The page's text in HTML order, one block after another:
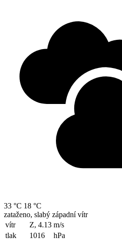
33 °C 18 °C
zataženo, slabý západní vítr
vítr
Z, 4.13 m/s
tlak
1016 hPa